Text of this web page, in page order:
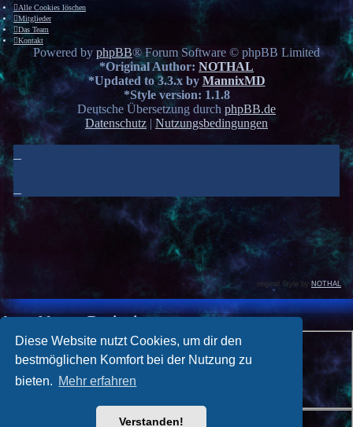
Diese Website nutzt Cookies, um dir den
bestmöglichen Komfort bei der Nutzung zu
bieten. Mehr erfahren
Verstanden!
Alle Cookies löschen
Mitglieder
Das Team
Kontakt
Powered by phpBB® Forum Software © phpBB Limited
*Original Author: NOTHAL
*Updated to 3.3.x by MannixMD
*Style version: 1.1.8
Deutsche Übersetzung durch phpBB.de
Datenschutz | Nutzungsbedingungen
original Style by NOTHAL
Anmelden•Registrieren
Benutzername: